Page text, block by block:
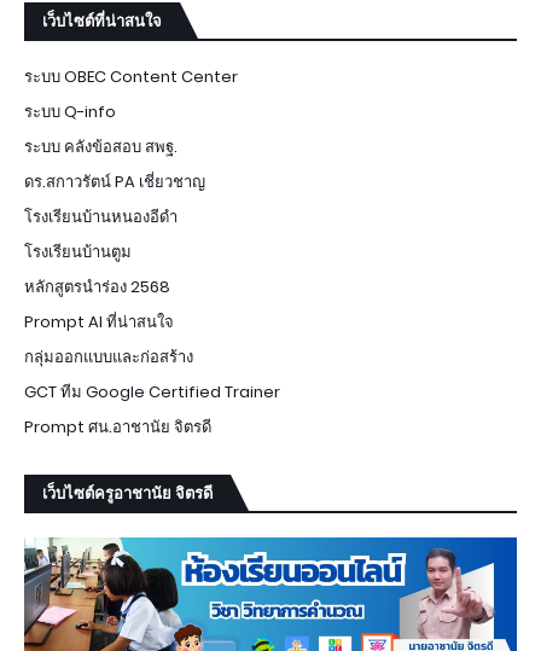
เว็บไซต์ที่น่าสนใจ
ระบบ OBEC Content Center
ระบบ Q-info
ระบบ คลังข้อสอบ สพฐ.
ดร.สกาวรัตน์ PA เชี่ยวชาญ
โรงเรียนบ้านหนองอีดำ
โรงเรียนบ้านตูม
หลักสูตรนำร่อง 2568
Prompt AI ที่น่าสนใจ
กลุ่มออกแบบและก่อสร้าง
GCT ทีม Google Certified Trainer
Prompt ศน.อาชานัย จิตรดี
เว็บไซต์ครูอาชานัย จิตรดี